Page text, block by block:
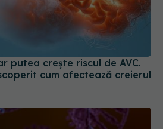
putea crește riscul de AVC.
cum afectează creierul